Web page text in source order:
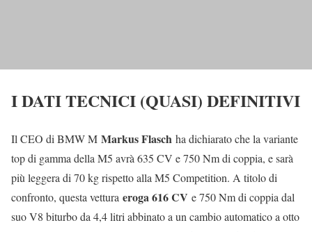
I DATI TECNICI (QUASI) DEFINITIVI
Il CEO di BMW M Markus Flasch ha dichiarato che la variante
top di gamma della M5 avrà 635 CV e 750 Nm di coppia, e sarà
più leggera di 70 kg rispetto alla M5 Competition. A titolo di
confronto, questa vettura eroga 616 CV e 750 Nm di coppia dal
suo V8 biturbo da 4,4 litri abbinato a un cambio automatico a otto